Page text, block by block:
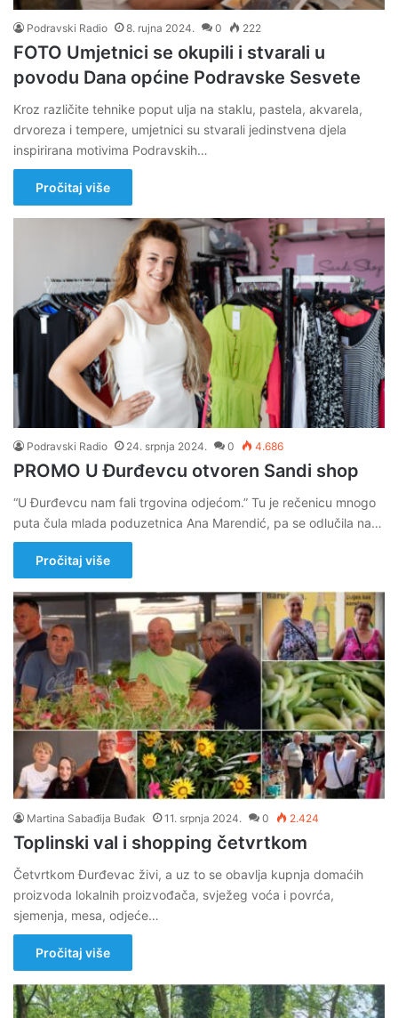
Podravski Radio 8. rujna 2024. 0 222
FOTO Umjetnici se okupili i stvarali u
povodu Dana općine Podravske Sesvete
Kroz različite tehnike poput ulja na staklu, pastela, akvarela,
drvoreza i tempere, umjetnici su stvarali jedinstvena djela
inspirirana motivima Podravskih…
Pročitaj više
Podravski Radio 24. srpnja 2024. 0 4.686
PROMO U Đurđevcu otvoren Sandi shop
“U Đurđevcu nam fali trgovina odjećom.” Tu je rečenicu mnogo
puta čula mlada poduzetnica Ana Marendić, pa se odlučila na…
Pročitaj više
Martina Sabađija Buđak 11. srpnja 2024. 0 2.424
Toplinski val i shopping četvrtkom
Četvrtkom Đurđevac živi, a uz to se obavlja kupnja domaćih
proizvoda lokalnih proizvođača, svježeg voća i povrća,
sjemenja, mesa, odjeće…
Pročitaj više